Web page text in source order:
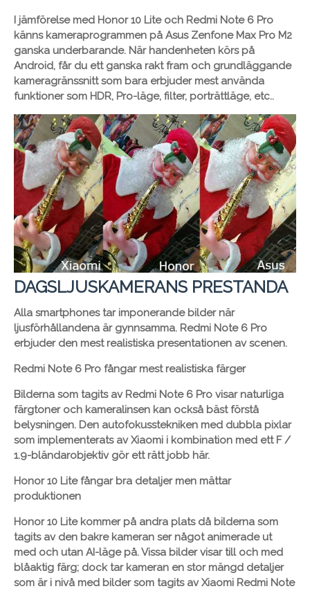
I jämförelse med Honor 10 Lite och Redmi Note 6 Pro
känns kameraprogrammen på Asus Zenfone Max Pro M2
ganska underbarande. När handenheten körs på
Android, får du ett ganska rakt fram och grundläggande
kameragränssnitt som bara erbjuder mest använda
funktioner som HDR, Pro-läge, filter, porträttläge, etc..
DAGSLJUSKAMERANS PRESTANDA
Alla smartphones tar imponerande bilder när
ljusförhållandena är gynnsamma. Redmi Note 6 Pro
erbjuder den mest realistiska presentationen av scenen.
Redmi Note 6 Pro fångar mest realistiska färger
Bilderna som tagits av Redmi Note 6 Pro visar naturliga
färgtoner och kameralinsen kan också bäst förstå
belysningen. Den autofokusstekniken med dubbla pixlar
som implementerats av Xiaomi i kombination med ett F /
1.9-bländarobjektiv gör ett rätt jobb här.
Honor 10 Lite fångar bra detaljer men mättar
produktionen
Honor 10 Lite kommer på andra plats då bilderna som
tagits av den bakre kameran ser något animerade ut
med och utan AI-läge på. Vissa bilder visar till och med
blåaktig färg; dock tar kameran en stor mängd detaljer
som är i nivå med bilder som tagits av Xiaomi Redmi Note